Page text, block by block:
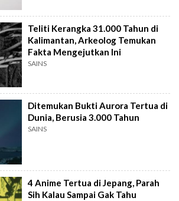
Teliti Kerangka 31.000 Tahun di
Kalimantan, Arkeolog Temukan
Fakta Mengejutkan Ini
SAINS
Ditemukan Bukti Aurora Tertua di
Dunia, Berusia 3.000 Tahun
SAINS
4 Anime Tertua di Jepang, Parah
Sih Kalau Sampai Gak Tahu